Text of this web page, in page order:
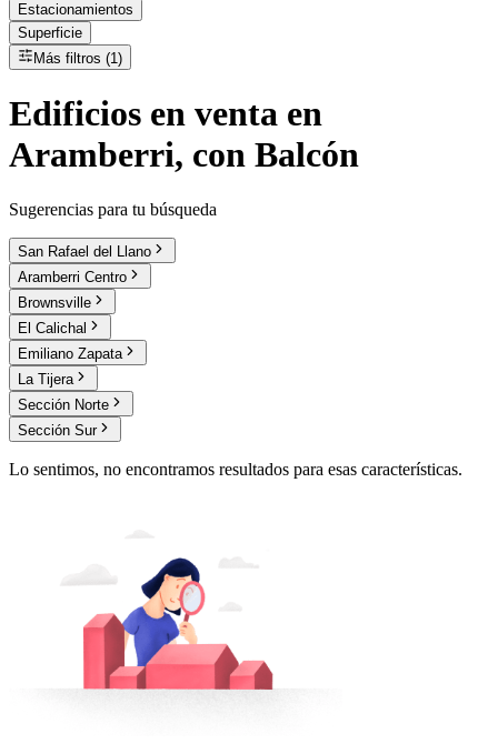
Estacionamientos
Superficie
Más filtros (1)
Edificios en venta en
Aramberri, con Balcón
Sugerencias para tu búsqueda
San Rafael del Llano
Aramberri Centro
Brownsville
El Calichal
Emiliano Zapata
La Tijera
Sección Norte
Sección Sur
Lo sentimos, no encontramos resultados para esas características.